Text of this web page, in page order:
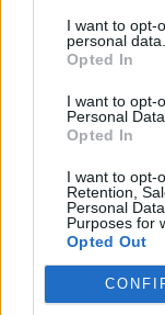
I want to opt-
personal data.
Opted In
I want to opt-
Personal Data.
Opted In
I want to opt-
Retention,
Personal
Purposes for
Opted Out